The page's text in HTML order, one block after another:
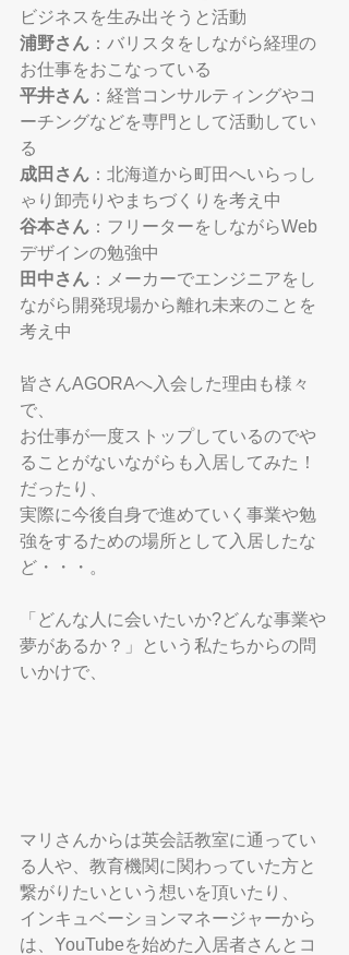
ビジネスを生み出そうと活動
浦野さん ：バリスタをしながら経理の
お仕事をおこなっている
平井さん ：経営コンサルティングやコ
ーチングなどを専門として活動してい
る
成田さん ：北海道から町田へいらっし
ゃり卸売りやまちづくりを考え中
谷本さん ：フリーターをしながらWeb
デザインの勉強中
田中さん ：メーカーでエンジニアをし
ながら開発現場から離れ未来のことを
考え中
皆さんAGORAへ入会した理由も様々
で、
お仕事が一度ストップしているのでや
ることがないながらも入居してみた！
だったり、
実際に今後自身で進めていく事業や勉
強をするための場所として入居したな
ど・・・。
「どんな人に会いたいか?どんな事業や
夢があるか？」という私たちからの問
いかけで、
マリさんからは英会話教室に通ってい
る人や、教育機関に関わっていた方と
繋がりたいという想いを頂いたり、
インキュベーションマネージャーから
は、YouTubeを始めた入居者さんとコ